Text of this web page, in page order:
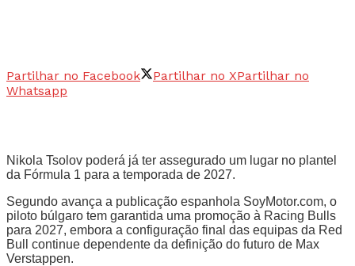
Partilhar no Facebook Partilhar no XPartilhar no
Whatsapp
Nikola Tsolov poderá já ter assegurado um lugar no plantel
da Fórmula 1 para a temporada de 2027.
Segundo avança a publicação espanhola SoyMotor.com, o
piloto búlgaro tem garantida uma promoção à Racing Bulls
para 2027, embora a configuração final das equipas da Red
Bull continue dependente da definição do futuro de Max
Verstappen.